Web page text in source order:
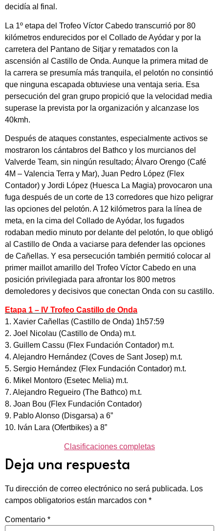
decidía al final.
La 1º etapa del Trofeo Víctor Cabedo transcurrió por 80
kilómetros endurecidos por el Collado de Ayódar y por la
carretera del Pantano de Sitjar y rematados con la
ascensión al Castillo de Onda. Aunque la primera mitad de
la carrera se presumía más tranquila, el pelotón no consintió
que ninguna escapada obtuviese una ventaja seria. Esa
persecución del gran grupo propició que la velocidad media
superase la prevista por la organización y alcanzase los
40kmh.
Después de ataques constantes, especialmente activos se
mostraron los cántabros del Bathco y los murcianos del
Valverde Team, sin ningún resultado; Álvaro Orengo (Café
4M – Valencia Terra y Mar), Juan Pedro López (Flex
Contador) y Jordi López (Huesca La Magia) provocaron una
fuga después de un corte de 13 corredores que hizo peligrar
las opciones del pelotón. A 12 kilómetros para la línea de
meta, en la cima del Collado de Ayódar, los fugados
rodaban medio minuto por delante del pelotón, lo que obligó
al Castillo de Onda a vaciarse para defender las opciones
de Cañellas. Y esa persecución también permitió colocar al
primer maillot amarillo del Trofeo Víctor Cabedo en una
posición privilegiada para afrontar los 800 metros
demoledores y decisivos que conectan Onda con su castillo.
Etapa 1 – IV Trofeo Castillo de Onda
1. Xavier Cañellas (Castillo de Onda) 1h57:59
2. Joel Nicolau (Castillo de Onda) m.t.
3. Guillem Cassu (Flex Fundación Contador) m.t.
4. Alejandro Hernández (Coves de Sant Josep) m.t.
5. Sergio Hernández (Flex Fundación Contador) m.t.
6. Mikel Montoro (Esetec Melia) m.t.
7. Alejandro Regueiro (The Bathco) m.t.
8. Joan Bou (Flex Fundación Contador)
9. Pablo Alonso (Disgarsa) a 6”
10. Iván Lara (Ofertbikes) a 8”
Clasificaciones completas
Deja una respuesta
Tu dirección de correo electrónico no será publicada. Los
campos obligatorios están marcados con *
Comentario *